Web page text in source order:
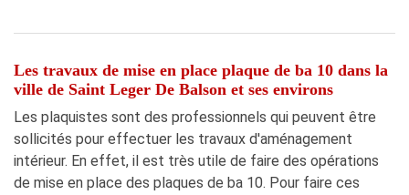
Les travaux de mise en place plaque de ba 10 dans la
ville de Saint Leger De Balson et ses environs
Les plaquistes sont des professionnels qui peuvent être
sollicités pour effectuer les travaux d'aménagement
intérieur. En effet, il est très utile de faire des opérations
de mise en place des plaques de ba 10. Pour faire ces